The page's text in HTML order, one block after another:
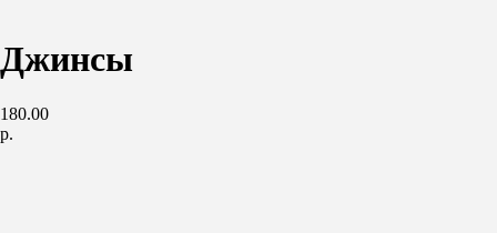
Джинсы
180.00
р.